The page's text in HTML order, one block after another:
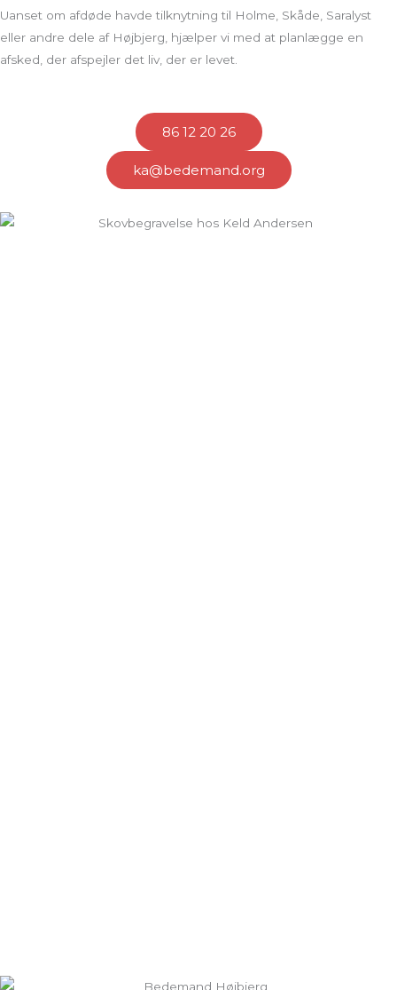
Uanset om afdøde havde tilknytning til Holme, Skåde, Saralyst
eller andre dele af Højbjerg, hjælper vi med at planlægge en
afsked, der afspejler det liv, der er levet.
86 12 20 26
ka@bedemand.org